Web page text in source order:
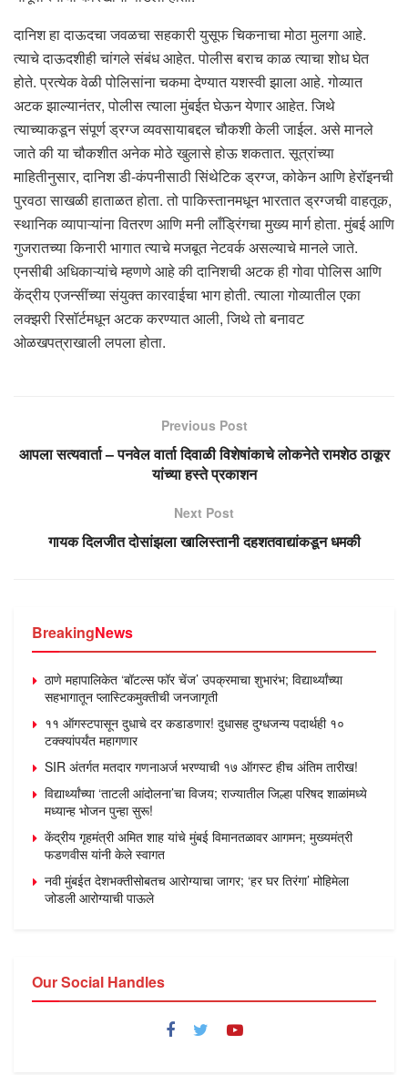
दानिश हा दाऊदचा जवळचा सहकारी युसूफ चिकनाचा मोठा मुलगा आहे.
त्याचे दाऊदशीही चांगले संबंध आहेत. पोलीस बराच काळ त्याचा शोध घेत
होते. प्रत्येक वेळी पोलिसांना चकमा देण्यात यशस्वी झाला आहे. गोव्यात
अटक झाल्यानंतर, पोलीस त्याला मुंबईत घेऊन येणार आहेत. जिथे
त्याच्याकडून संपूर्ण ड्रग्ज व्यवसायाबद्दल चौकशी केली जाईल. असे मानले
जाते की या चौकशीत अनेक मोठे खुलासे होऊ शकतात. सूत्रांच्या
माहितीनुसार, दानिश डी-कंपनीसाठी सिंथेटिक ड्रग्ज, कोकेन आणि हेरॉइनची
पुरवठा साखळी हाताळत होता. तो पाकिस्तानमधून भारतात ड्रग्जची वाहतूक,
स्थानिक व्यापाऱ्यांना वितरण आणि मनी लाँड्रिंगचा मुख्य मार्ग होता. मुंबई आणि
गुजरातच्या किनारी भागात त्याचे मजबूत नेटवर्क असल्याचे मानले जाते.
एनसीबी अधिकाऱ्यांचे म्हणणे आहे की दानिशची अटक ही गोवा पोलिस आणि
केंद्रीय एजन्सींच्या संयुक्त कारवाईचा भाग होती. त्याला गोव्यातील एका
लक्झरी रिसॉर्टमधून अटक करण्यात आली, जिथे तो बनावट
ओळखपत्राखाली लपला होता.
Previous Post
आपला सत्यवार्ता – पनवेल वार्ता दिवाळी विशेषांकाचे लोकनेते रामशेठ ठाकूर
यांच्या हस्ते प्रकाशन
Next Post
गायक दिलजीत दोसांझला खालिस्तानी दहशतवाद्यांकडून धमकी
BreakingNews
ठाणे महापालिकेत ‘बॉटल्स फॉर चेंज’ उपक्रमाचा शुभारंभ; विद्यार्थ्यांच्या
सहभागातून प्लास्टिकमुक्तीची जनजागृती
११ ऑगस्टपासून दुधाचे दर कडाडणार! दुधासह दुग्धजन्य पदार्थही १०
टक्क्यांपर्यंत महागणार
SIR अंतर्गत मतदार गणनाअर्ज भरण्याची १७ ऑगस्ट हीच अंतिम तारीख!
विद्यार्थ्यांच्या ‘ताटली आंदोलना’चा विजय; राज्यातील जिल्हा परिषद शाळांमध्ये
मध्यान्ह भोजन पुन्हा सुरू!
केंद्रीय गृहमंत्री अमित शाह यांचे मुंबई विमानतळावर आगमन; मुख्यमंत्री
फडणवीस यांनी केले स्वागत
नवी मुंबईत देशभक्तीसोबतच आरोग्याचा जागर; ‘हर घर तिरंगा’ मोहिमेला
जोडली आरोग्याची पाऊले
Our Social Handles